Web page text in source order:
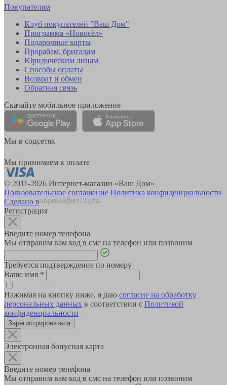
Покупателям
Клуб покупателей "Ваш Дом"
Программа «Новосёл»
Подарочные карты
Прорабам, бригадам
Юридическим лицам
Способы оплаты
Возврат и обмен
Обратная связь
Скачайте мобильное приложение
Мы в соцсетях
Мы принимаем к оплате
© 2011-2026 Интернет-магазин «Ваш Дом»
Пользовательское соглашение Политика конфиденциальности
Сделано в
Регистрация
Введите номер телефона
Мы отправим вам код в смс на телефон или позвоним
Требуется подтверждение по номеру
Ваше имя *
Нажимая на кнопку ниже, я даю согласие на обработку
персональных данных в соответствии с Политикой
конфиденциальности
Зарегистрироваться
Электронная бонусная карта
Введите номер телефона
Мы отправим вам код в смс на телефон или позвоним